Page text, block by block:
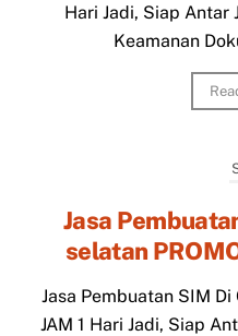
Hari Jadi, Siap Antar
Keamanan
Jasa
selatan
Jasa Pembuatan SIM
JAM 1 Hari Jadi, Siap